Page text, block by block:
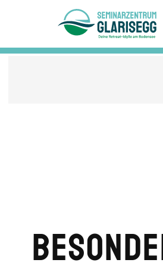
Skip to main content